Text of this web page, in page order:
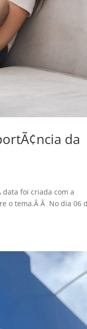
da
data foi criada com a
o tema.Â Â No dia 06